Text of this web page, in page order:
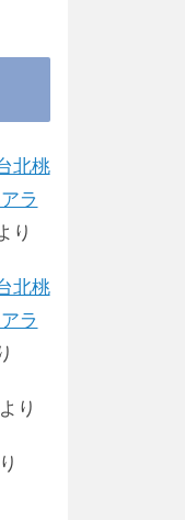
北桃
ラ
り
北桃
ラ
より